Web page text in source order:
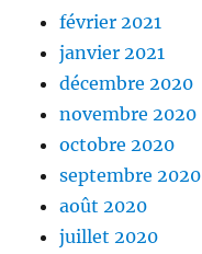
février 2021
janvier 2021
décembre 2020
novembre 2020
octobre 2020
septembre 2020
août 2020
juillet 2020